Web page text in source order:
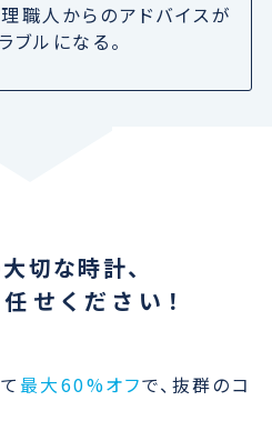
職人からのアドバイスが
ブルになる。
切な時計、
せください！
最大60%オフで、抜群のコ